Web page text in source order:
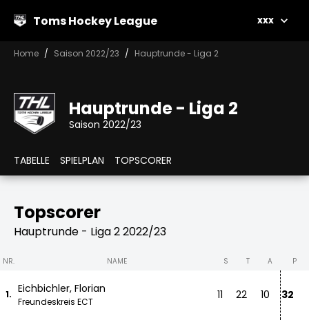
Toms Hockey League xxx
Home Saison 2022/23 Hauptrunde - Liga 2
Hauptrunde - Liga 2
Saison 2022/23
TABELLE SPIELPLAN TOPSCORER
Topscorer
Hauptrunde - Liga 2 2022/23
NR. NAME S T A P
1. Eichbichler, Florian
Freundeskreis ECT
11 22 10 32